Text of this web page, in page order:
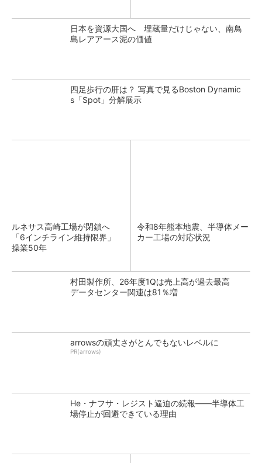
日本を資源大国へ 埋蔵量だけじゃない、南鳥
島レアアース泥の価値
四足歩行の肝は？ 写真で見るBoston Dynamic
s「Spot」分解展示
ルネサス高崎工場が閉鎖へ
「6インチライン維持限界」
操業50年
令和8年熊本地震、半導体メー
カー工場の対応状況
村田製作所、26年度1Qは売上高が過去最高
データセンター関連は81％増
arrowsの頑丈さがとんでもないレベルに
PR(arrows)
He・ナフサ・レジスト逼迫の続報――半導体工
場停止が回避できている理由